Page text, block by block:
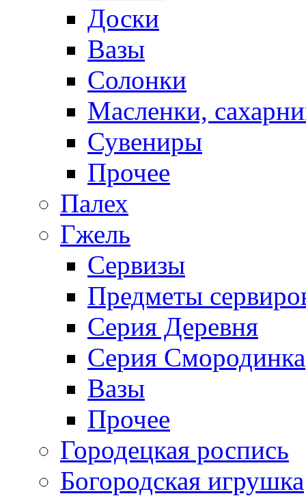
Доски
Вазы
Солонки
Масленки,
Сувениры
Прочее
Палех
Гжель
Сервизы
Предметы
Серия Деревня
Серия Смородинка
Вазы
Прочее
Городецкая роспись
Богородская игрушка